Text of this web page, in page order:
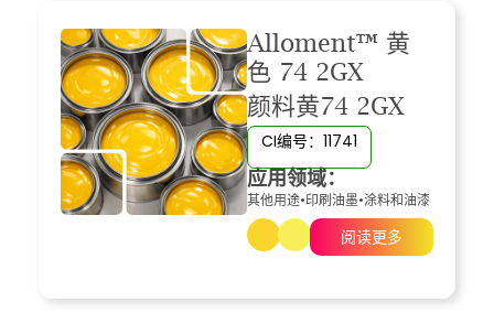
Alloment™ 黄
色 74 2GX
颜料黄74 2GX
CI编号：11741
应用领域：
其他用途•印刷油墨•涂料和油漆
阅读更多